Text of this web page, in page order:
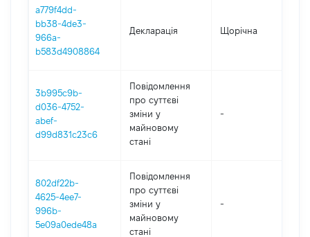
a779f4dd-
bb38-4de3-
966a-
b583d4908864
Декларація Щорічна
3b995c9b-
d036-4752-
abef-
d99d831c23c6
Повідомлення
про суттєві
зміни y
майновому
стані
-
802df22b-
4625-4ee7-
996b-
5e09a0ede48a
Повідомлення
про суттєві
зміни y
майновому
стані
-